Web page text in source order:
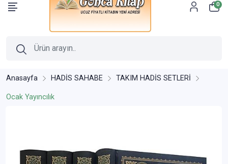
0
Anasayfa HADİS SAHABE TAKIM HADİS SETLERİ
Ocak Yayıncılık